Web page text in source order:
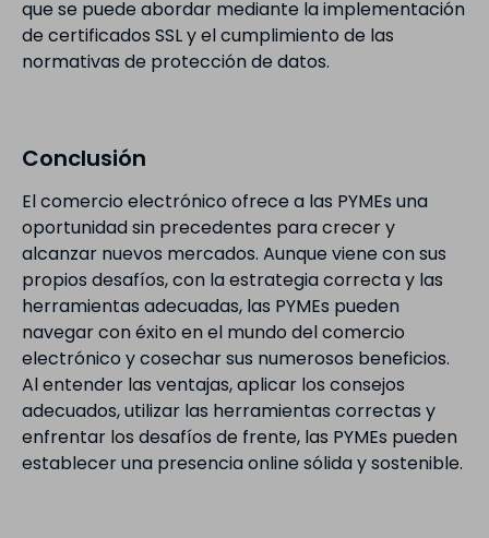
que se puede abordar mediante la implementación
de certificados SSL y el cumplimiento de las
normativas de protección de datos.
Conclusión
El comercio electrónico ofrece a las PYMEs una
oportunidad sin precedentes para crecer y
alcanzar nuevos mercados. Aunque viene con sus
propios desafíos, con la estrategia correcta y las
herramientas adecuadas, las PYMEs pueden
navegar con éxito en el mundo del comercio
electrónico y cosechar sus numerosos beneficios.
Al entender las ventajas, aplicar los consejos
adecuados, utilizar las herramientas correctas y
enfrentar los desafíos de frente, las PYMEs pueden
establecer una presencia online sólida y sostenible.